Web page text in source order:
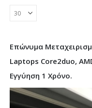
Επώνυμα
Laptops Core2duo,
Εγγύηση 1 Χρόνο.